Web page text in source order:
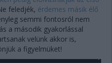
feledjék, érdemes másik élő
semmi fontosról nem
a második gyakorlással
velünk akkor is,
a figyelmüket!